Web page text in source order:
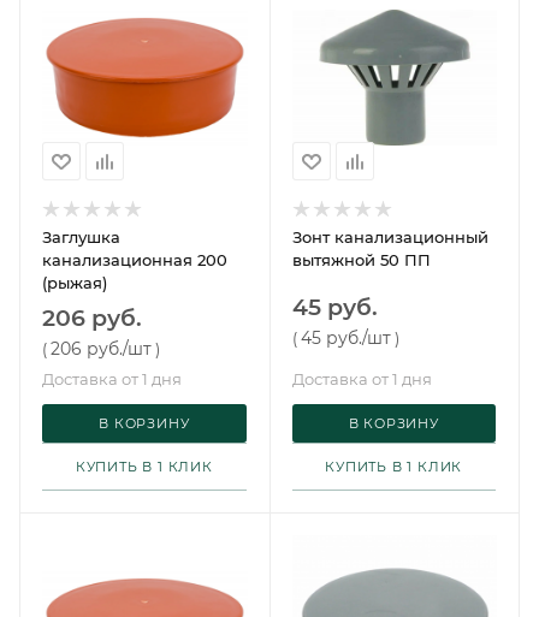
Заглушка
канализационная 200
(рыжая)
206 руб.
(206 руб./шт)
Доставка от 1 дня
В КОРЗИНУ
КУПИТЬ В 1 КЛИК
Зонт канализационный
вытяжной 50 ПП
45 руб.
(45 руб./шт )
Доставка от 1 дня
В КОРЗИНУ
КУПИТЬ В 1 КЛИК